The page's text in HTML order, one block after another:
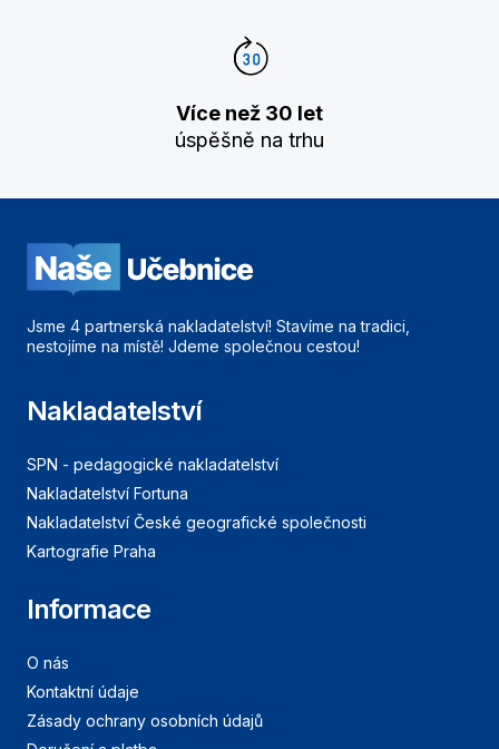
Více než 30 let
úspěšně na trhu
Jsme 4 partnerská nakladatelství! Stavíme na tradici,
nestojíme na místě! Jdeme společnou cestou!
Nakladatelství
SPN - pedagogické nakladatelství
Nakladatelství Fortuna
Nakladatelství České geografické společnosti
Kartografie Praha
Informace
O nás
Kontaktní údaje
Zásady ochrany osobních údajů